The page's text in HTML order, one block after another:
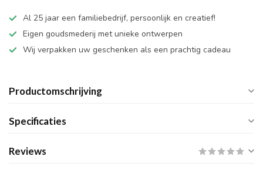
Al 25 jaar een familiebedrijf, persoonlijk en creatief!
Eigen goudsmederij met unieke ontwerpen
Wij verpakken uw geschenken als een prachtig cadeau
Productomschrijving
Specificaties
Reviews